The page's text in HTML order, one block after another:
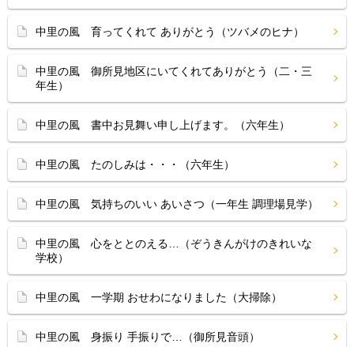
中里の風 育ってくれて ありがとう（ツバメのヒナ）
中里の風 御所見地区にいてくれてありがとう（二・三
年生）
中里の風 書中お見舞い申し上げます。（六年生）
中里の風 たのしみは・・・（六年生）
中里の風 気持ちのいい あいさつ（一年生 調理場見学）
中里の風 心をととのえる…（ぞうきんがけのきれいな
学校）
中里の風 一学期 おせわになりました（大掃除）
中里の風 身振り 手振りで…（御所見音頭）